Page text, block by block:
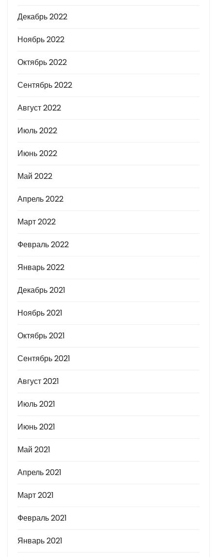
Декабрь 2022
Ноябрь 2022
Октябрь 2022
Сентябрь 2022
Август 2022
Июль 2022
Июнь 2022
Май 2022
Апрель 2022
Март 2022
Февраль 2022
Январь 2022
Декабрь 2021
Ноябрь 2021
Октябрь 2021
Сентябрь 2021
Август 2021
Июль 2021
Июнь 2021
Май 2021
Апрель 2021
Март 2021
Февраль 2021
Январь 2021